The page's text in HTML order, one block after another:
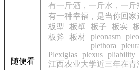
随便看
有一斤酒，一斤水，一斤
有一种幸福，是当你回家
板型
板壁 板子 板实
板斧
板材 pleonasm
plethora
Plexiglas plexus pliability
江西农业大学近三年在